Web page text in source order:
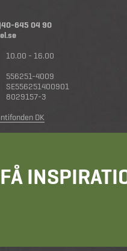
645 04 90
10.00 - 16.00
556251-4009
SE556251400901
8029157-3
DK
FÅ